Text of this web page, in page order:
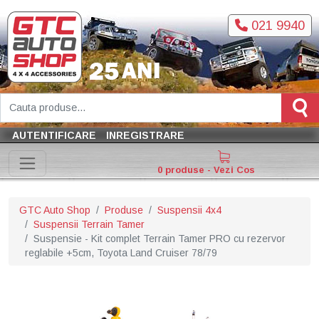
021 9940
AUTENTIFICARE INREGISTRARE
0 produse - Vezi Cos
GTC Auto Shop Produse
Suspensii 4x4
Suspensii Terrain Tamer
Suspensie - Kit complet Terrain Tamer PRO cu rezervor
reglabile +5cm, Toyota Land Cruiser 78/79